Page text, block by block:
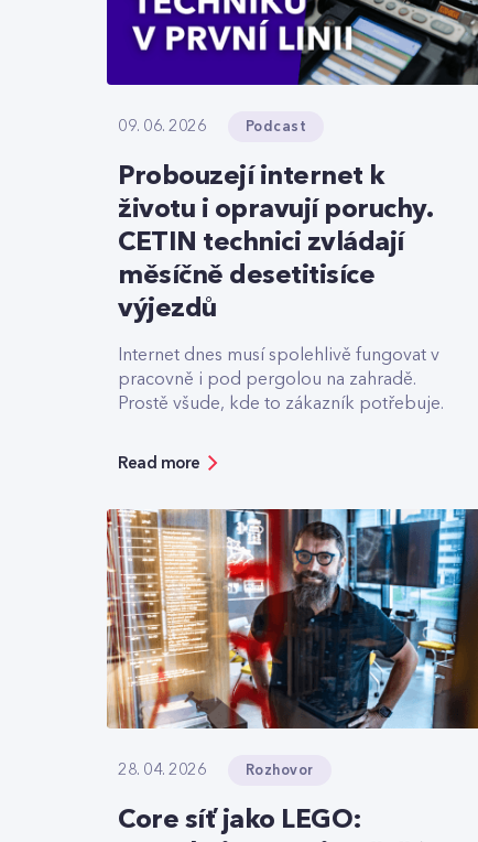
09. 06. 2026 Podcast
Probouzejí internet k
životu i opravují poruchy.
CETIN technici zvládají
měsíčně desetitisíce
výjezdů
Internet dnes musí spolehlivě fungovat v
pracovně i pod pergolou na zahradě.
Prostě všude, kde to zákazník potřebuje.
Read more
28. 04. 2026 Rozhovor
Core síť jako LEGO: